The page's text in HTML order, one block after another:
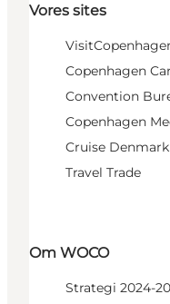
Vores sites
Copenhagen
Convention
Copenhagen
Cruise
Travel Trade
Om WOCO
Strategi 2024-